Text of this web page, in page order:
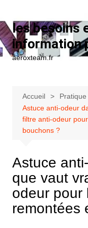
les besoins
information
aeroxteam.fr
Accueil
Pratique
Astuce anti-odeur
filtre anti-odeur
bouchons ?
Astuce
que vaut
odeur pour
remontées